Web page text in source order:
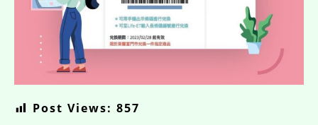
Post Views: 857